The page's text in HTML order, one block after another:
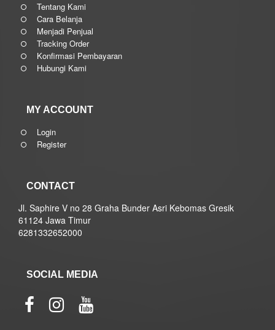
Tentang Kami
Cara Belanja
Menjadi Penjual
Tracking Order
Konfirmasi Pembayaran
Hubungi Kami
MY ACCOUNT
Login
Register
CONTACT
Jl. Saphire V no 28 Graha Bunder Asri Kebomas Gresik
61124 Jawa Timur
6281332652000
SOCIAL MEDIA